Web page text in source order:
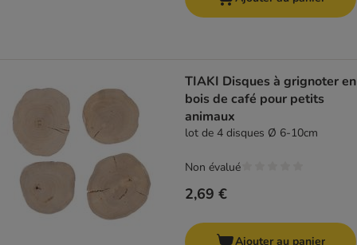
TIAKI Disques à grignoter en
bois de café pour petits
animaux
lot de 4 disques Ø 6-10cm
2,69 €
Non évalué
Ajouter au panier